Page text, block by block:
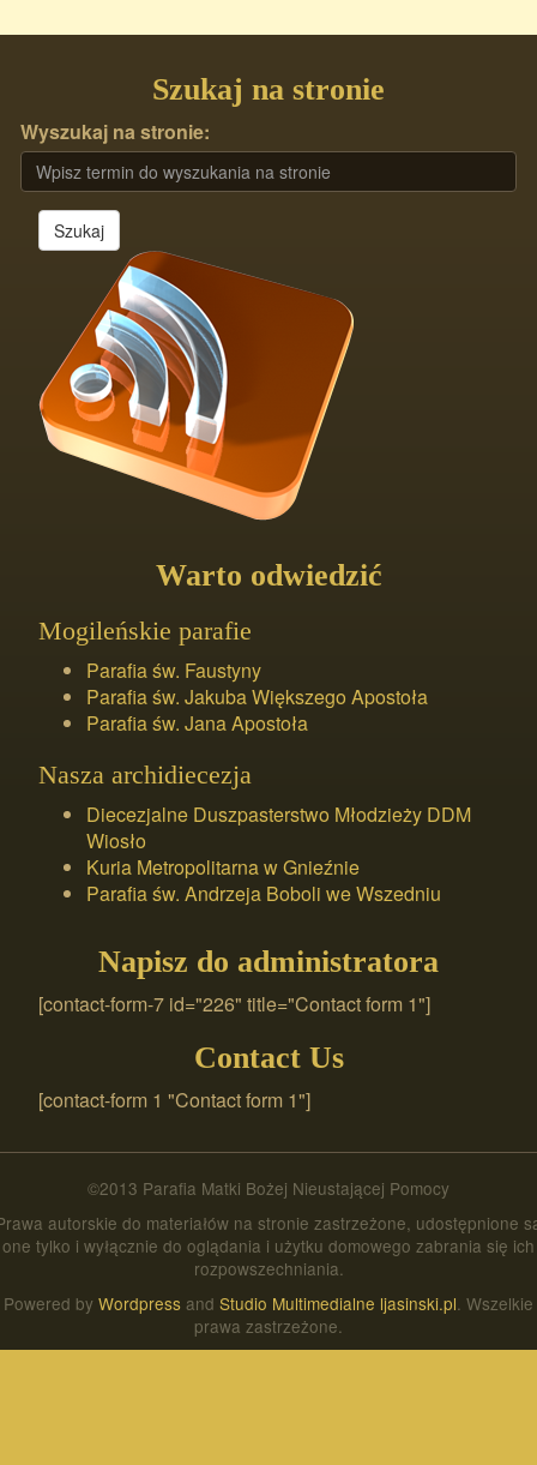
Szukaj na stronie
Wyszukaj na stronie:
Szukaj
Warto odwiedzić
Mogileńskie parafie
Parafia św. Faustyny
Parafia św. Jakuba Większego Apostoła
Parafia św. Jana Apostoła
Nasza archidiecezja
Diecezjalne Duszpasterstwo Młodzieży DDM
Wiosło
Kuria Metropolitarna w Gnieźnie
Parafia św. Andrzeja Boboli we Wszedniu
Napisz do administratora
[contact-form-7 id="226" title="Contact form 1"]
Contact Us
[contact-form 1 "Contact form 1"]
©2013 Parafia Matki Bożej Nieustającej Pomocy
autorskie do materiałów na stronie zastrzeżone, udostępnione
one tylko i wyłącznie do oglądania i użytku domowego zabrania się ich
rozpowszechniania.
Powered by Wordpress and Studio Multimedialne ljasinski.pl. Wszelkie
prawa zastrzeżone.